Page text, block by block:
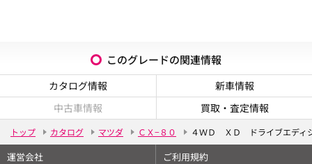
このグレードの関連情報
カタログ情報
新車情報
中古車情報
買取・査定情報
トップ カタログ マツダ ＣＸ−８０ ４ＷＤ ＸＤ ドライブエディ
運営会社
ご利用規約